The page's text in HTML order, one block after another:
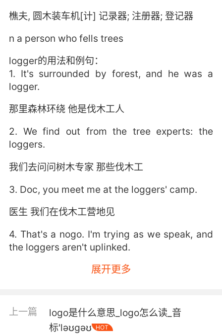
樵夫, 圆木装车机[计] 记录器; 注册器; 登记器
n a person who fells trees
logger的用法和例句：
1. It's surrounded by forest, and he was a
logger.
那里森林环绕 他是伐木工人
2. We find out from the tree experts: the
loggers.
我们去问问树木专家 那些伐木工
3. Doc, you meet me at the loggers' camp.
医生 我们在伐木工营地见
4. That's a nogo. I'm trying as we speak, and
the loggers aren't uplinked.
这行不通 这会儿我就在尝试 但伐木工没有传输信
5. He installed a keystroke logger and
advanced system monitoring.
展开更多
上一篇
logo是什么意思_logo怎么读_音
标'ləʊɡəʊ
HOT